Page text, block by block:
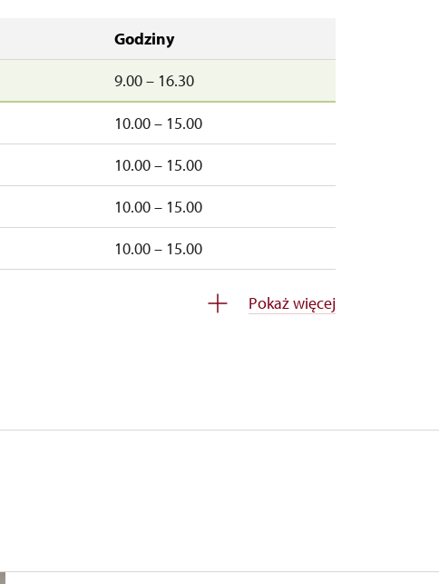
Godziny
9.00 – 16.30
10.00 – 15.00
10.00 – 15.00
10.00 – 15.00
10.00 – 15.00
Pokaż więcej